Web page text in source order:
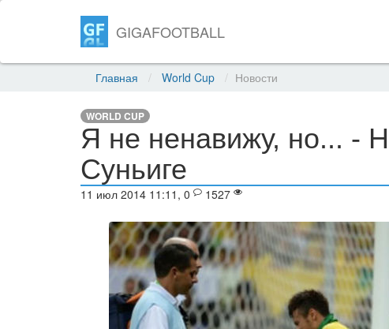
GIGAFOOTBALL
Главная World Cup Новости
WORLD CUP
Я не ненавижу, но... -
Суньиге
11 июл 2014 11:11, 0 1527